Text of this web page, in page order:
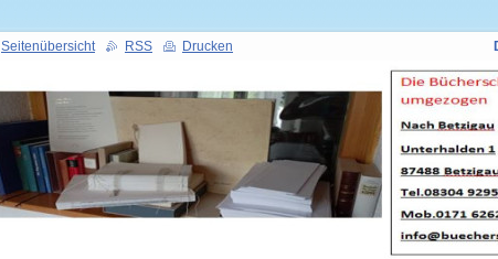
Seitenübersicht RSS Drucken